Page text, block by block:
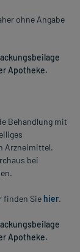
ohne Angabe
Apotheke.
Behandlung mit
Arzneimittel.
bei
finden Sie hier.
Apotheke.